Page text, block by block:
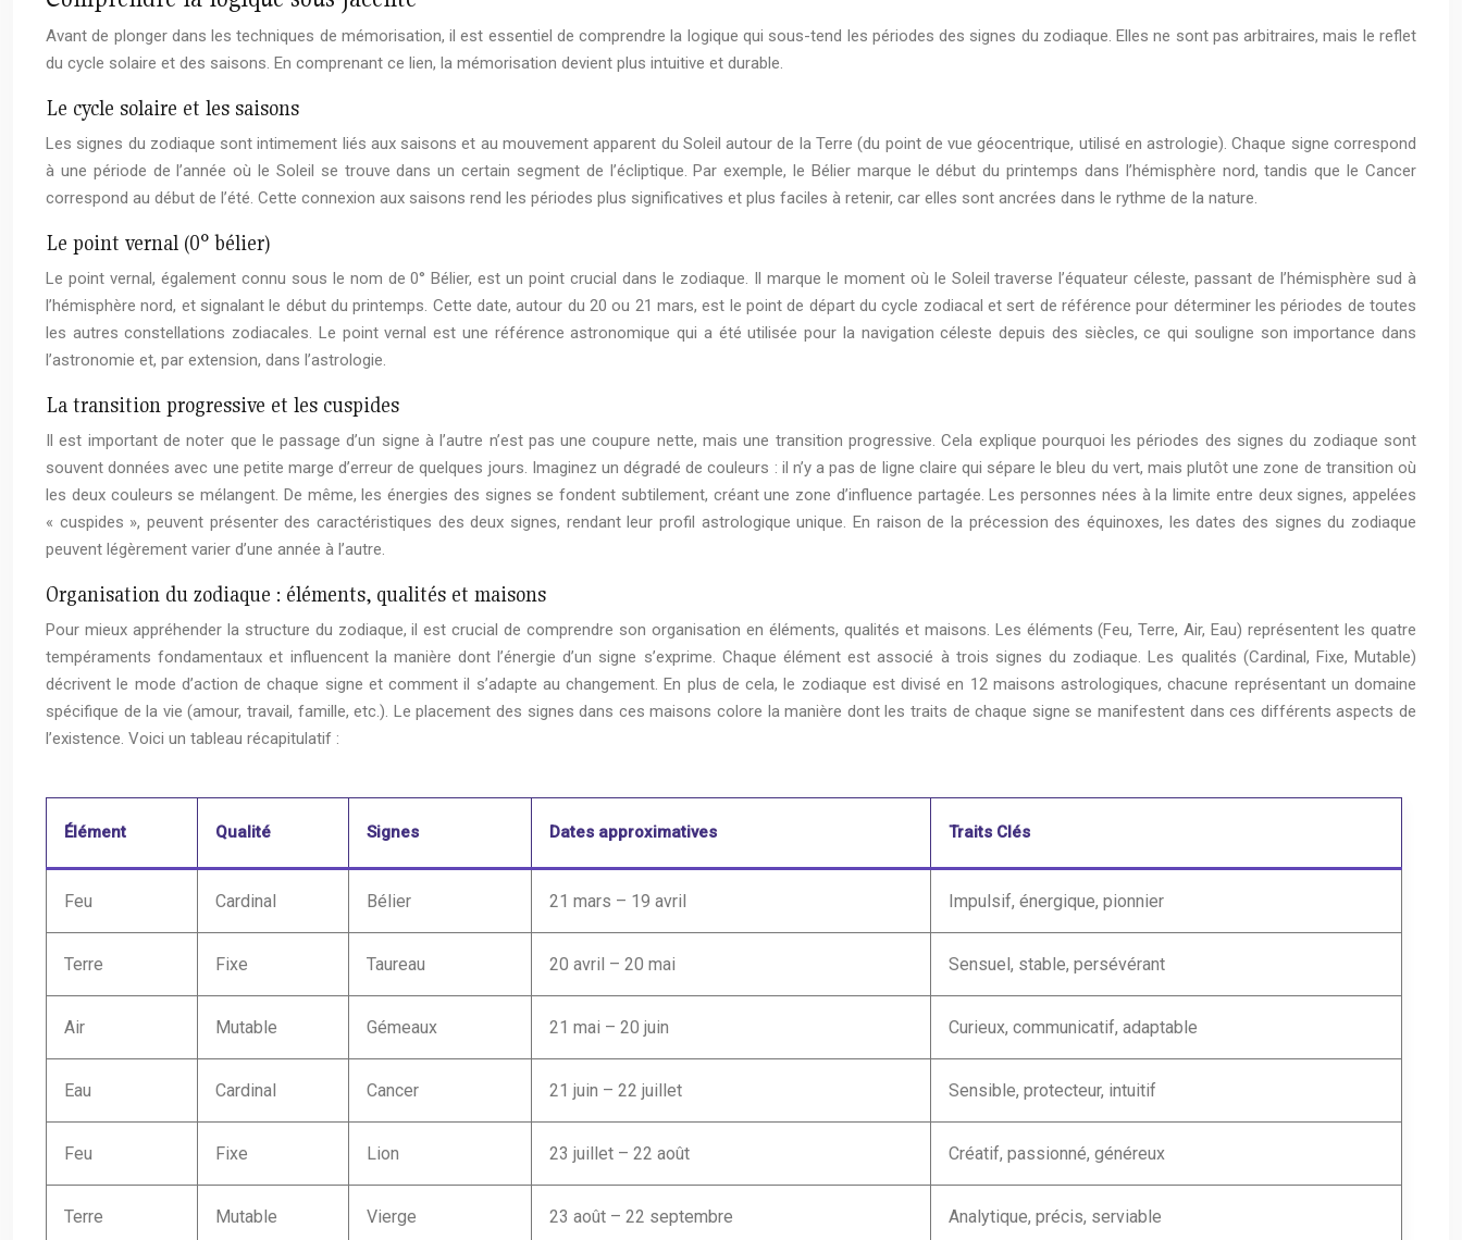
Avant de plonger dans les techniques de mémorisation, il est essentiel de comprendre la logique qui sous-tend les périodes des signes du zodiaque. Elles ne sont pas arbitraires, mais le reflet
du cycle solaire et des saisons. En comprenant ce lien, la mémorisation devient plus intuitive et durable.
Le cycle solaire et les saisons
Les signes du zodiaque sont intimement liés aux saisons et au mouvement apparent du Soleil autour de la Terre (du point de vue géocentrique, utilisé en astrologie). Chaque signe correspond
à une période de l’année où le Soleil se trouve dans un certain segment de l’écliptique. Par exemple, le Bélier marque le début du printemps dans l’hémisphère nord, tandis que le Cancer
correspond au début de l’été. Cette connexion aux saisons rend les périodes plus significatives et plus faciles à retenir, car elles sont ancrées dans le rythme de la nature.
Le point vernal (0° bélier)
Le point vernal, également connu sous le nom de 0° Bélier, est un point crucial dans le zodiaque. Il marque le moment où le Soleil traverse l’équateur céleste, passant de l’hémisphère sud à
l’hémisphère nord, et signalant le début du printemps. Cette date, autour du 20 ou 21 mars, est le point de départ du cycle zodiacal et sert de référence pour déterminer les périodes de toutes
les autres constellations zodiacales. Le point vernal est une référence astronomique qui a été utilisée pour la navigation céleste depuis des siècles, ce qui souligne son importance dans
l’astronomie et, par extension, dans l’astrologie.
La transition progressive et les cuspides
Il est important de noter que le passage d’un signe à l’autre n’est pas une coupure nette, mais une transition progressive. Cela explique pourquoi les périodes des signes du zodiaque sont
souvent données avec une petite marge d’erreur de quelques jours. Imaginez un dégradé de couleurs : il n’y a pas de ligne claire qui sépare le bleu du vert, mais plutôt une zone de transition où
les deux couleurs se mélangent. De même, les énergies des signes se fondent subtilement, créant une zone d’influence partagée. Les personnes nées à la limite entre deux signes, appelées
« cuspides », peuvent présenter des caractéristiques des deux signes, rendant leur profil astrologique unique. En raison de la précession des équinoxes, les dates des signes du zodiaque
peuvent légèrement varier d’une année à l’autre.
Organisation du zodiaque : éléments, qualités et maisons
Pour mieux appréhender la structure du zodiaque, il est crucial de comprendre son organisation en éléments, qualités et maisons. Les éléments (Feu, Terre, Air, Eau) représentent les quatre
tempéraments fondamentaux et influencent la manière dont l’énergie d’un signe s’exprime. Chaque élément est associé à trois signes du zodiaque. Les qualités (Cardinal, Fixe, Mutable)
décrivent le mode d’action de chaque signe et comment il s’adapte au changement. En plus de cela, le zodiaque est divisé en 12 maisons astrologiques, chacune représentant un domaine
spécifique de la vie (amour, travail, famille, etc.). Le placement des signes dans ces maisons colore la manière dont les traits de chaque signe se manifestent dans ces différents aspects de
l’existence. Voici un tableau récapitulatif :
Élément Qualité Signes Dates approximatives Traits Clés
Feu Cardinal Bélier 21 mars – 19 avril Impulsif, énergique, pionnier
Terre Fixe Taureau 20 avril – 20 mai Sensuel, stable, persévérant
Air Mutable Gémeaux 21 mai – 20 juin Curieux, communicatif, adaptable
Eau Cardinal Cancer 21 juin – 22 juillet Sensible, protecteur, intuitif
Feu Fixe Lion 23 juillet – 22 août Créatif, passionné, généreux
Terre Mutable Vierge 23 août – 22 septembre Analytique, précis, serviable